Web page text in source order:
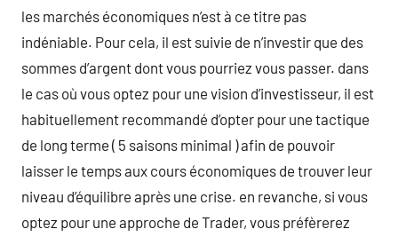
les marchés économiques n’est à ce titre pas
indéniable. Pour cela, il est suivie de n’investir que des
sommes d’argent dont vous pourriez vous passer. dans
le cas où vous optez pour une vision d’investisseur, il est
habituellement recommandé d’opter pour une tactique
de long terme ( 5 saisons minimal ) afin de pouvoir
laisser le temps aux cours économiques de trouver leur
niveau d’équilibre après une crise. en revanche, si vous
optez pour une approche de Trader, vous préfèrerez